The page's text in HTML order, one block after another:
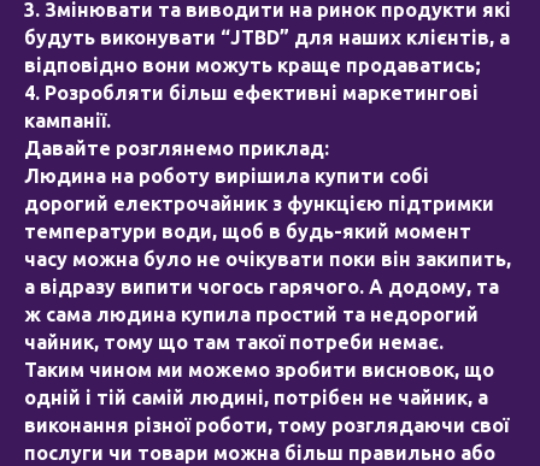
3. Змінювати та виводити на ринок продукти які
будуть виконувати “JTBD” для наших клієнтів, а
відповідно вони можуть краще продаватись;
4. Розробляти більш ефективні маркетингові
кампанії.
Давайте розглянемо приклад:
Людина на роботу вирішила купити собі
дорогий електрочайник з функцією підтримки
температури води, щоб в будь-який момент
часу можна було не очікувати поки він закипить,
а відразу випити чогось гарячого. А додому, та
ж сама людина купила простий та недорогий
чайник, тому що там такої потреби немає.
Таким чином ми можемо зробити висновок, що
одній і тій самій людині, потрібен не чайник, а
виконання різної роботи, тому розглядаючи свої
послуги чи товари можна більш правильно або